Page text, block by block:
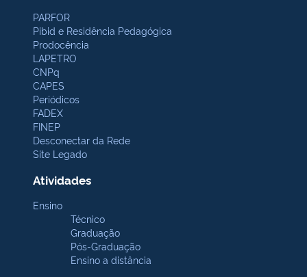
PARFOR
Pibid e Residência Pedagógica
Prodocência
LAPETRO
CNPq
CAPES
Periódicos
FADEX
FINEP
Desconectar da Rede
Site Legado
Atividades
Ensino
Técnico
Graduação
Pós-Graduação
Ensino a distância